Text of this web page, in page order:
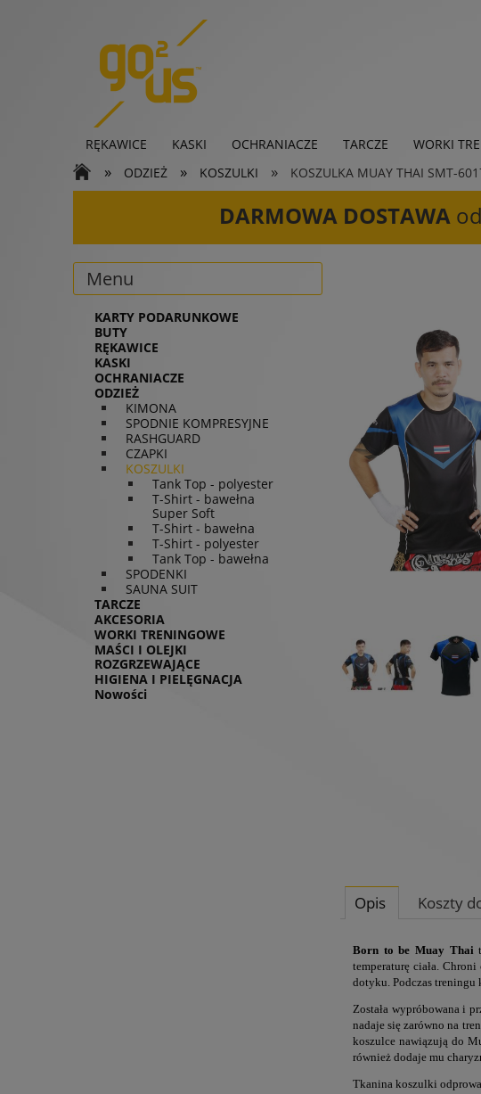
RĘKAWICE KASKI OCHRANIACZE TARCZE WORKI
KARTY PODARUNKOWE
» ODZIEŻ » KOSZULKI » KOSZULKA MUAY THAI SMT-
DARMOWA DOSTAWA
Menu
KARTY PODARUNKOWE
BUTY
RĘKAWICE
KASKI
OCHRANIACZE
ODZIEŻ
KIMONA
SPODNIE KOMPRESYJNE
RASHGUARD
CZAPKI
KOSZULKI
Tank Top - polyester
T-Shirt - bawełna
Super Soft
T-Shirt - bawełna
T-Shirt - polyester
Tank Top - bawełna
SPODENKI
SAUNA SUIT
TARCZE
AKCESORIA
WORKI TRENINGOWE
MAŚCI I OLEJKI
ROZGRZEWAJĄCE
HIGIENA I PIELĘGNACJA
Nowości
Opis Koszty
Born to be Muay Thai
temperaturę ciała.
dotyku. Podczas treningu
Została wypróbowana i
nadaje się zarówno na
koszulce nawiązują do
również dodaje mu
Tkanina koszulki